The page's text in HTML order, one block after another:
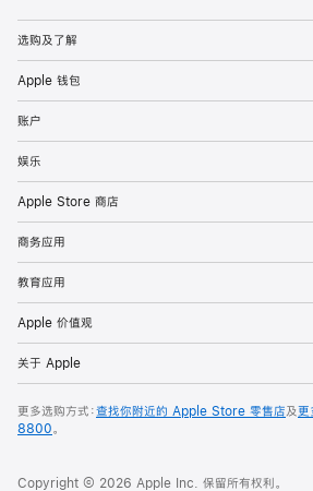
选购及了解
Apple 钱包
账户
娱乐
Apple Store 商店
商务应用
教育应用
Apple 价值观
关于 Apple
更多选购方式：查找你附近的 Apple Store 零售店及更
8800。
Copyright © 2026 Apple Inc. 保留所有权利。